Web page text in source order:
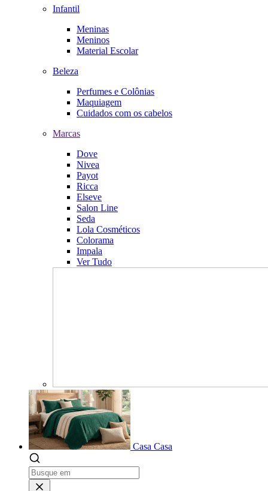
Infantil
Meninas
Meninos
Material Escolar
Beleza
Perfumes e Colônias
Maquiagem
Cuidados com os cabelos
Marcas
Dove
Nivea
Payot
Ricca
Elseve
Salon Line
Seda
Lola Cosméticos
Colorama
Impala
Ver Tudo
Casa Casa